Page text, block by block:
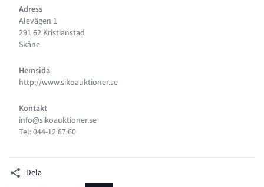
Adress
Alevägen 1
291 62 Kristianstad
Skåne
Hemsida
http://www.sikoauktioner.se
Kontakt
info@sikoauktioner.se
Tel: 044-12 87 60
Dela